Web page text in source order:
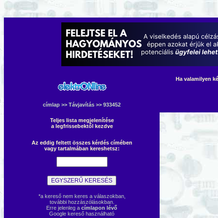
címlap >> Távjavítás >> 933452
Ha valamilyen
Teljes lista megjelenítése
a legfrissebektől kezdve
Az eddig feltett összes kérdés címében
vagy tartalmában kereshetsz:
*a kereső nem keres a válaszokban,
további hozzászólásokban.
Erre jelenleg a címlapon lévő
Google kereső használható